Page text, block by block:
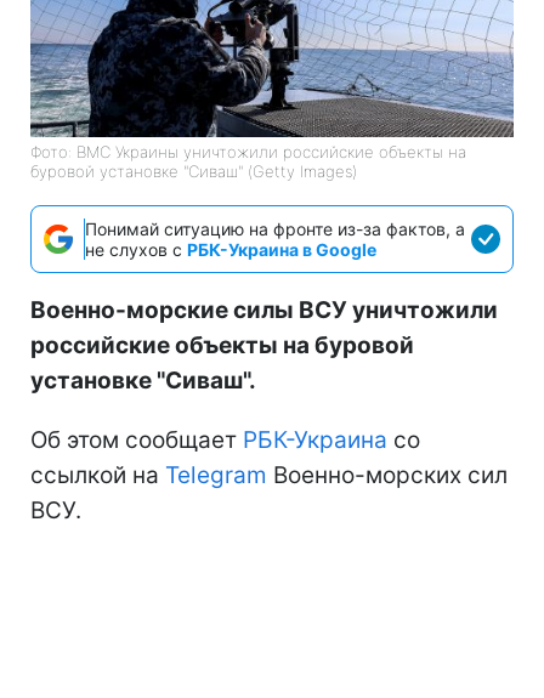
Фото: ВМС Украины уничтожили российские объекты на
буровой установке "Сиваш" (Getty Images)
Понимай ситуацию на фронте из-за фактов, а
не слухов с РБК-Украина в Google
Военно-морские силы ВСУ уничтожили
российские объекты на буровой
установке "Сиваш".
Об этом сообщает РБК-Украина со
ссылкой на Telegram Военно-морских сил
ВСУ.